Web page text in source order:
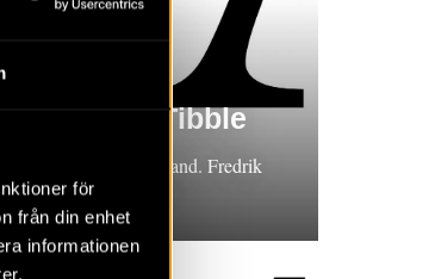
för
från din enhet
informationen
2024:106
Tuna och Tibble
utredning, Västmanland. Fredrik
Tassilo Huber